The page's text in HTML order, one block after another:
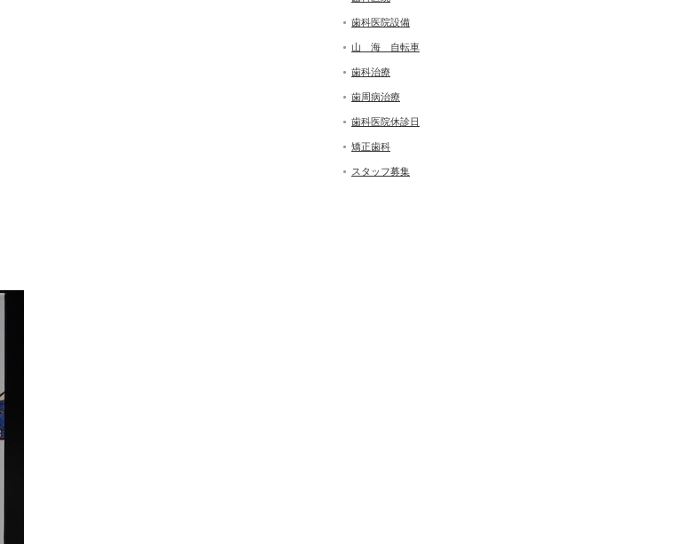
歯科医院設備
山 海 自転車
歯科治療
歯周病治療
歯科医院休診日
矯正歯科
スタッフ募集